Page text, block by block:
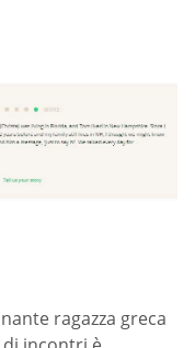
ragazza greca